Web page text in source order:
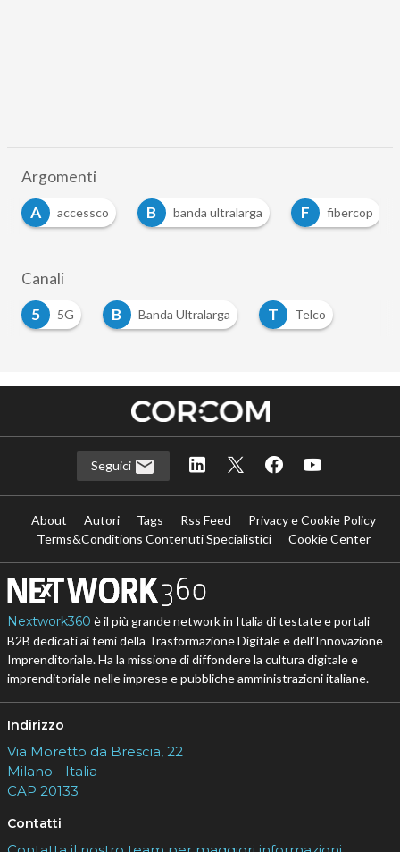
Argomenti
B banda ultralarga F fibercop F fibra
Canali
5
5G B Banda Ultralarga T Telco
Seguici
About Autori Tags Rss Feed
Privacy e Cookie Policy
Terms&Conditions Contenuti Specialistici
Cookie Center
Nextwork360 è il più grande network in Italia di testate e portali
B2B dedicati ai temi della Trasformazione Digitale e dell’Innovazione
Imprenditoriale. Ha la missione di diffondere la cultura digitale e
imprenditoriale nelle imprese e pubbliche amministrazioni italiane.
Indirizzo
Via Moretto da Brescia, 22
Milano - Italia
CAP 20133
Contatti